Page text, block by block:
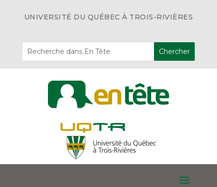
UNIVERSITÉ DU QUÉBEC À TROIS-RIVIÈRES